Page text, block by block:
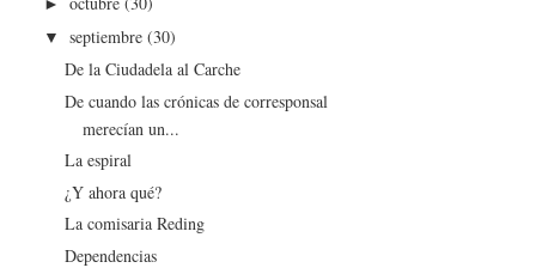
▼septiembre(30)
De la Ciudadela al Carche
De cuando las crónicas de corresponsal
merecían un...
La espiral
¿Y ahora qué?
La comisaria Reding
Dependencias